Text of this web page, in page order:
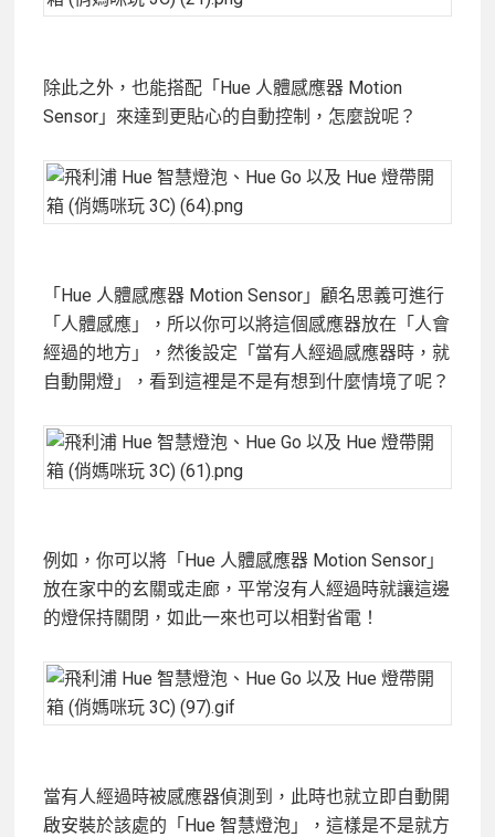
除此之外，也能搭配「Hue 人體感應器 Motion
Sensor」來達到更貼心的自動控制，怎麼說呢？
「Hue 人體感應器 Motion Sensor」顧名思義可進行
「人體感應」，所以你可以將這個感應器放在「人會
經過的地方」，然後設定「當有人經過感應器時，就
自動開燈」，看到這裡是不是有想到什麼情境了呢？
例如，你可以將「Hue 人體感應器 Motion Sensor」
放在家中的玄關或走廊，平常沒有人經過時就讓這邊
的燈保持關閉，如此一來也可以相對省電！
當有人經過時被感應器偵測到，此時也就立即自動開
啟安裝於該處的「Hue 智慧燈泡」，這樣是不是就方